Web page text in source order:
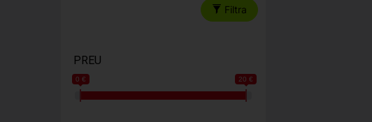
Filtra
PREU
0 € 20 €